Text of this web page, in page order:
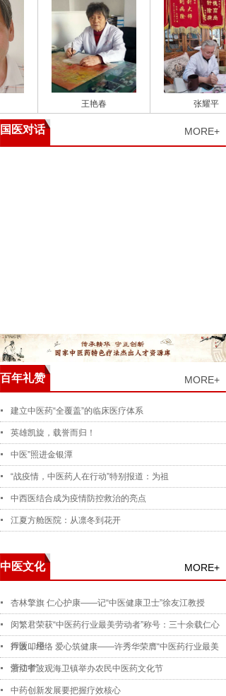
王艳春 张耀平
国医对话 MORE+
百年礼赞 MORE+
建立中医药“全覆盖”的临床医疗体系
英雄凯旋，载誉而归！
中医”照进金银潭
“战疫情，中医药人在行动”特别报道：为祖
中西医结合成为疫情防控救治的亮点
江夏方舱医院：从凛冬到花开
中医文化 MORE+
杏林擎旗 仁心护康——记“中医健康卫士”徐友江教授
闵繁君荣获“中医药行业最美劳动者”称号：三十余载仁心
行医，用
声波叩经络 爱心筑健康——许秀华荣膺“中医药行业最美
劳动者”
浙江宁波观海卫镇举办农民中医药文化节
中药创新发展要把握疗效核心